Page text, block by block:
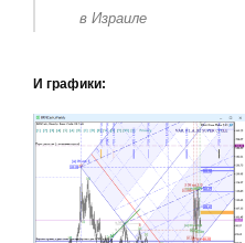
в Израиле
И графики: